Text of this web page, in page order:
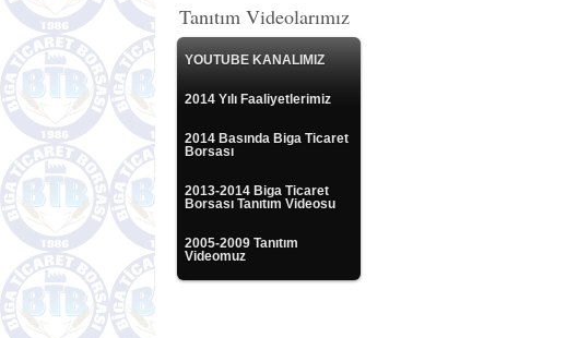
Tanıtım Videolarımız
YOUTUBE KANALIMIZ
2014 Yılı Faaliyetlerimiz
2014 Basında Biga Ticaret
Borsası
2013-2014 Biga Ticaret
Borsası Tanıtım Videosu
2005-2009 Tanıtım
Videomuz